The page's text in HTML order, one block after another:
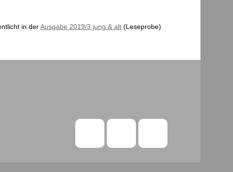
in derAusgabe 2019/3 jung & alt (Leseprobe)